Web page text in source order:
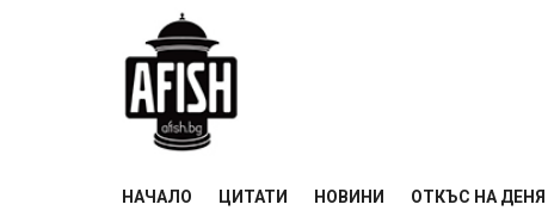
НАЧАЛО ЦИТАТИ НОВИНИ ОТКЪС НА ДЕНЯ